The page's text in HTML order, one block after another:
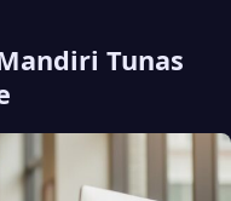
Tunas